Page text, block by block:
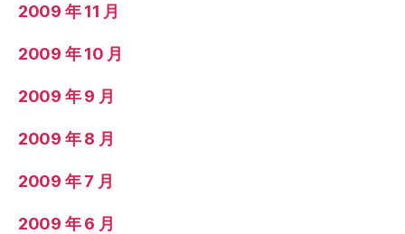
2009 年 11 月
2009 年 10 月
2009 年 9 月
2009 年 8 月
2009 年 7 月
2009 年 6 月